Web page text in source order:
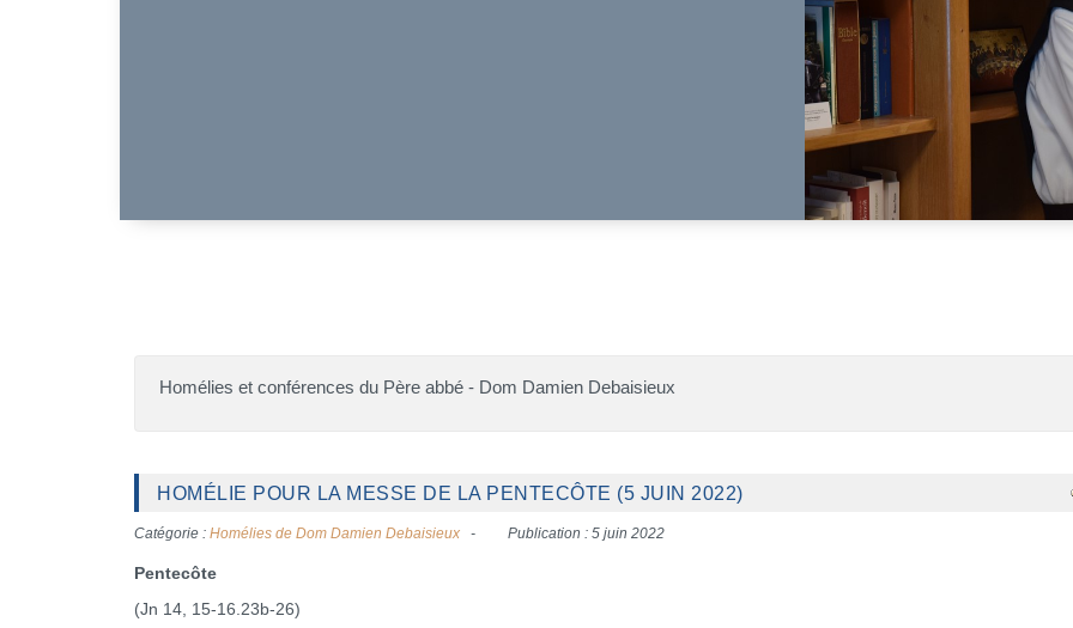
Homélies et conférences du Père abbé - Dom Damien Debaisieux
HOMÉLIE POUR LA MESSE DE LA PENTECÔTE (5 JUIN 2022)
Catégorie : Homélies de Dom Damien Debaisieux Publication : 5 juin 2022
Pentecôte
(Jn 14, 15-16.23b-26)